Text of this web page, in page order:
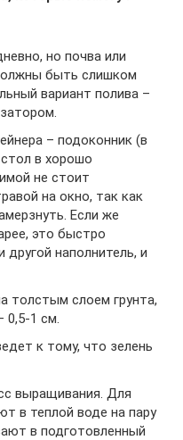
но почва или
быть слишком
вариант полива –
– подоконник (в
в хорошо
не стоит
на окно, так как
Если же
это быстро
другой наполнитель, и
толстым слоем грунта,
1 см.
к тому, что зелень
выращивания. Для
в теплой воде на пару
в подготовленный